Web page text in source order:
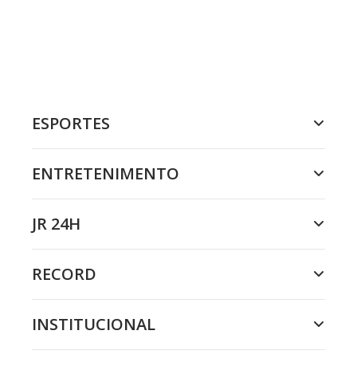
ESPORTES
ENTRETENIMENTO
JR 24H
RECORD
INSTITUCIONAL